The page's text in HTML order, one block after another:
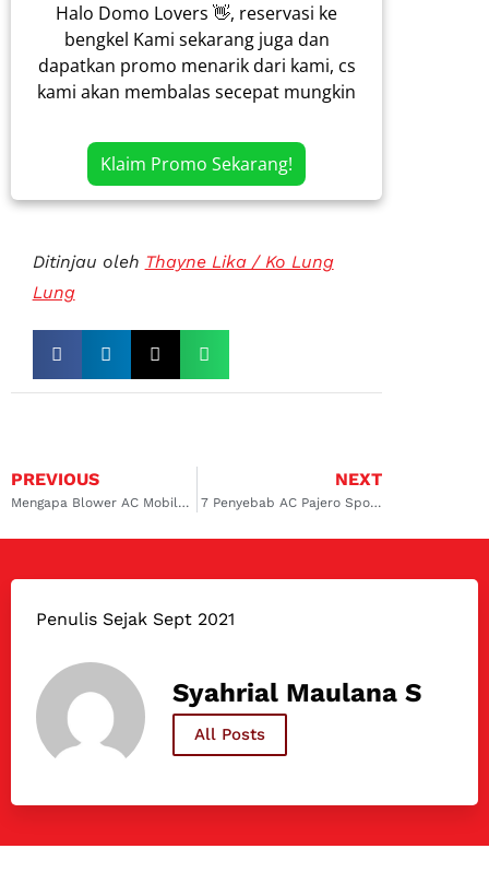
Halo Domo Lovers 👋, reservasi ke
bengkel Kami sekarang juga dan
dapatkan promo menarik dari kami, cs
kami akan membalas secepat mungkin
Klaim Promo Sekarang!
Ditinjau oleh Thayne Lika / Ko Lung
Lung
PREVIOUS
Mengapa Blower AC Mobil Tidak Menyala? Ini Penjelasannya
NEXT
7 Penyebab AC Pajero Sport Panas, Simak Disini!
Penulis Sejak Sept 2021
Syahrial Maulana S
All Posts